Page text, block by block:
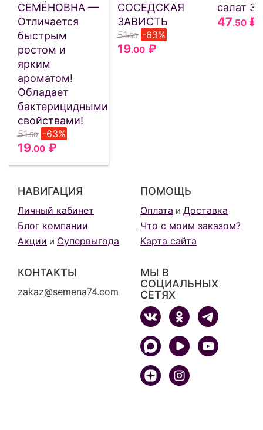
СЕМЁНОВНА —
Отличается
быстрым
ростом и
ярким
ароматом!
Обладает
бактерицидными
свойствами!
51.50 -63%
19.00 ₽
СОСЕДСКАЯ
ЗАВИСТЬ
51.50 -63%
19.00 ₽
салат
47.50 ₽
НАВИГАЦИЯ
Личный кабинет
Блог компании
Акции и Супервыгода
ПОМОЩЬ
Оплата и Доставка
Что с моим заказом?
Карта сайта
КОНТАКТЫ
zakaz@semena74.com
МЫ В
СОЦИАЛЬНЫХ
СЕТЯХ